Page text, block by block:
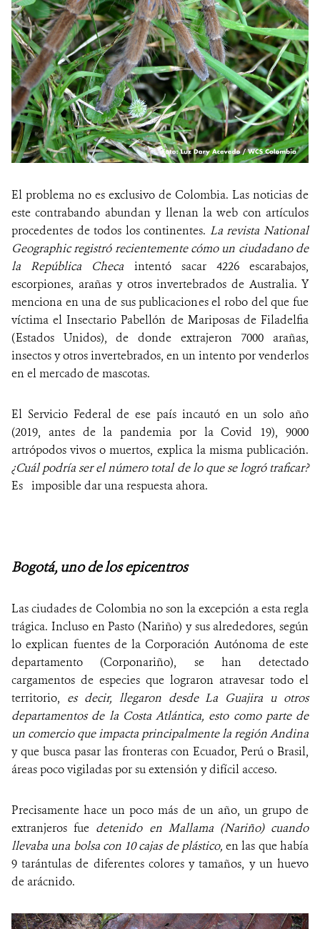
El problema no es exclusivo de Colombia. Las noticias de
este contrabando abundan y llenan la web con artículos
procedentes de todos los continentes. La revista National
Geographic registró recientemente cómo un ciudadano de
la República Checa intentó sacar 4226 escarabajos,
escorpiones, arañas y otros invertebrados de Australia. Y
menciona en una de sus publicaciones el robo del que fue
víctima el Insectario Pabellón de Mariposas de Filadelfia
(Estados Unidos), de donde extrajeron 7000 arañas,
insectos y otros invertebrados, en un intento por venderlos
en el mercado de mascotas.
El Servicio Federal de ese país incautó en un solo año
(2019, antes de la pandemia por la Covid 19), 9000
artrópodos vivos o muertos, explica la misma publicación.
¿Cuál podría ser el número total de lo que se logró traficar?
Es imposible dar una respuesta ahora.
Bogotá, uno de los epicentros
Las ciudades de Colombia no son la excepción a esta regla
trágica. Incluso en Pasto (Nariño) y sus alrededores, según
lo explican fuentes de la Corporación Autónoma de este
departamento (Corponariño), se han detectado
cargamentos de especies que lograron atravesar todo el
territorio, es decir, llegaron desde La Guajira u otros
departamentos de la Costa Atlántica, esto como parte de
un comercio que impacta principalmente la región Andina
y que busca pasar las fronteras con Ecuador, Perú o Brasil,
áreas poco vigiladas por su extensión y difícil acceso.
Precisamente hace un poco más de un año, un grupo de
extranjeros fue detenido en Mallama (Nariño) cuando
llevaba una bolsa con 10 cajas de plástico, en las que había
9 tarántulas de diferentes colores y tamaños, y un huevo
de arácnido.